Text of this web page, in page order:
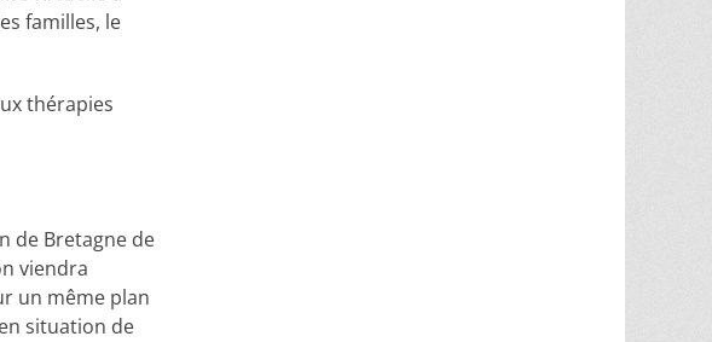
familles, le
thérapies
de Bretagne de
viendra
un même plan
situation de